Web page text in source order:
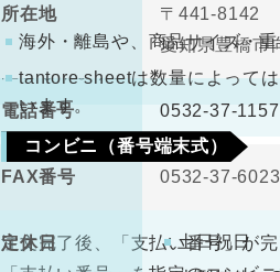
コンビニ払込票が郵送で届きま
配となります。
コンビニ（番号端末式）
注文完了後、「支払い番号」が
海外・離島や、商品サイズ・
tantore sheetは数量によって
います。
所在地
〒441-8142
愛知県豊橋市
電話番号 0532-37-1157
FAX番号 0532-37-6023
定休日
土日祝日